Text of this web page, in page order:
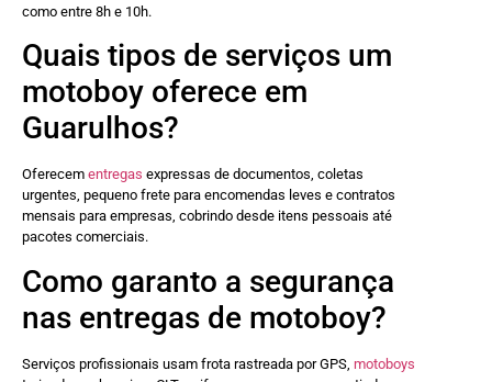
como entre 8h e 10h.
Quais tipos de serviços um
motoboy oferece em
Guarulhos?
Oferecem entregas expressas de documentos, coletas
urgentes, pequeno frete para encomendas leves e contratos
mensais para empresas, cobrindo desde itens pessoais até
pacotes comerciais.
Como garanto a segurança
nas entregas de motoboy?
Serviços profissionais usam frota rastreada por GPS, motoboys